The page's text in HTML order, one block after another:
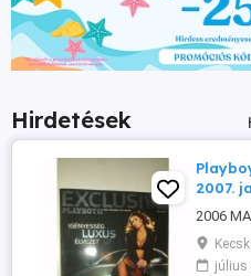
Hirdetések
2007.
2006
július